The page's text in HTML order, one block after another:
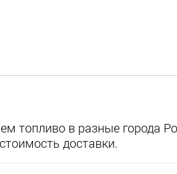
топливо в разные города
доставки.